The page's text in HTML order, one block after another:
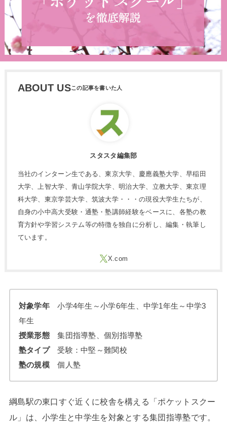
ABOUT US
スタスタ編集部
当社のインターン生である、東京大学、慶應義塾大学、早稲田
大学、上智大学、青山学院大学、明治大学、立教大学、東京理
科大学、東京学芸大学、筑波大学・・・の現役大学生たちが、
自身の小中高大受験・通塾・塾講師経験をベースに、各塾の教
育方針や学習システム等の特徴を独自に分析し、編集・執筆し
ています。
対象学年小学4年生～小学6年生、中学1年生～中学3
年生
授業形態集団指導塾、個別指導塾
塾タイプ受験：中堅～難関校
塾の規模個人塾
綱島駅の東口すぐ近くに校舎を構える「ポケットスクー
ル」は、小学生と中学生を対象とする集団指導塾です。